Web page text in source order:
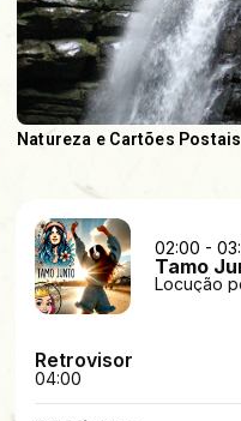
Natureza e Cartões Postais